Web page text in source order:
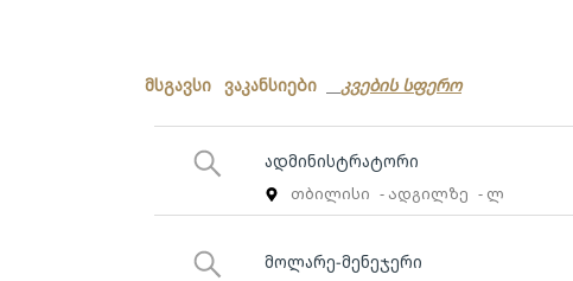
მსგავსი ვაკანსიები კვების სფერო
ადმინისტრატორი
თბილისი - ადგილზე - ლ
მოლარე-მენეჯერი